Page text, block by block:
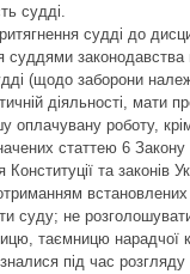
судді.
судді до
суддями
(щодо заборони
діяльності, мати
оплачувану роботу,
статтею 6
та законів
суду; не
таємницю нарадчої
під час